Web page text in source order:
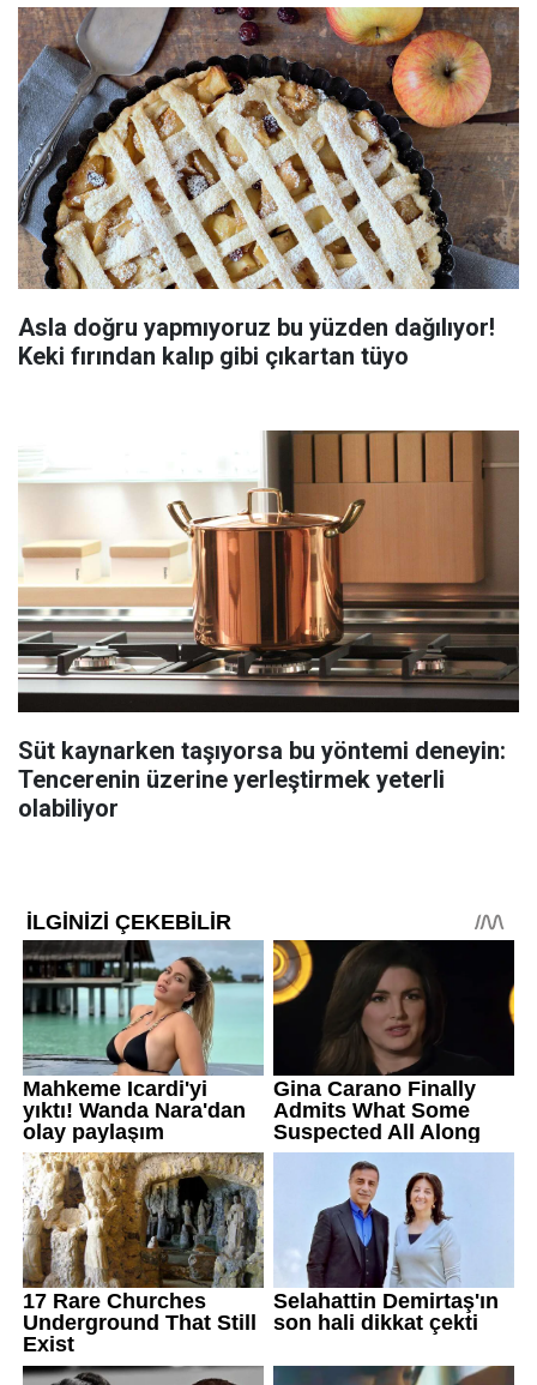
Asla doğru yapmıyoruz bu yüzden dağılıyor!
Keki fırından kalıp gibi çıkartan tüyo
Süt kaynarken taşıyorsa bu yöntemi deneyin:
Tencerenin üzerine yerleştirmek yeterli
olabiliyor